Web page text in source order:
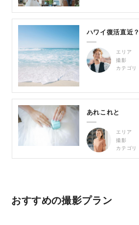
ハワイ復活直近？
エリア
撮影
カテゴリ
あれこれと
エリア
撮影
カテゴリ
おすすめの撮影プラン